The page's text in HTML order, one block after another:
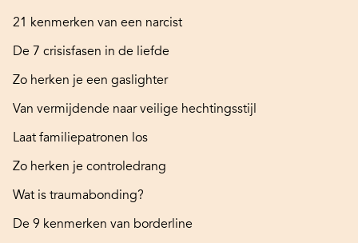
21 kenmerken van een narcist
De 7 crisisfasen in de liefde
Zo herken je een gaslighter
Van vermijdende naar veilige hechtingsstijl
Laat familiepatronen los
Zo herken je controledrang
Wat is traumabonding?
De 9 kenmerken van borderline